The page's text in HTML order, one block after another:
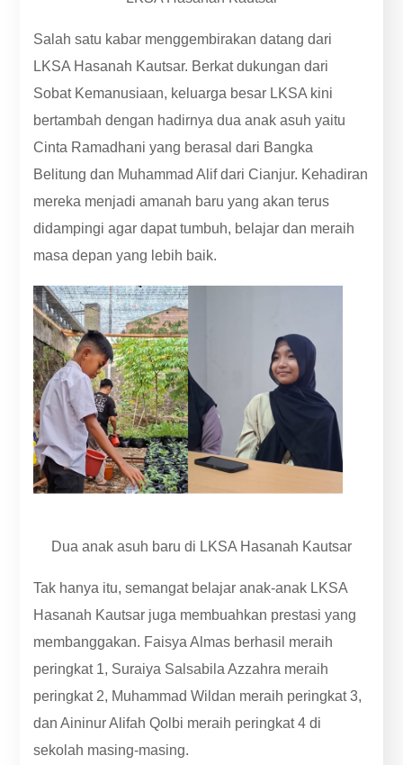
Salah satu kabar menggembirakan datang dari
LKSA Hasanah Kautsar. Berkat dukungan dari
Sobat Kemanusiaan, keluarga besar LKSA kini
bertambah dengan hadirnya dua anak asuh yaitu
Cinta Ramadhani yang berasal dari Bangka
Belitung dan Muhammad Alif dari Cianjur. Kehadiran
mereka menjadi amanah baru yang akan terus
didampingi agar dapat tumbuh, belajar dan meraih
masa depan yang lebih baik.
Dua anak asuh baru di LKSA Hasanah Kautsar
Tak hanya itu, semangat belajar anak-anak LKSA
Hasanah Kautsar juga membuahkan prestasi yang
membanggakan. Faisya Almas berhasil meraih
peringkat 1, Suraiya Salsabila Azzahra meraih
peringkat 2, Muhammad Wildan meraih peringkat 3,
dan Aininur Alifah Qolbi meraih peringkat 4 di
sekolah masing-masing.